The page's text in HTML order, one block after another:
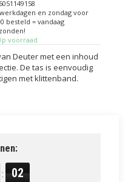
en zondag voor
besteld = vandaag
voorraad
Deuter met een inhoud
De tas is eenvoudig
met klittenband.
: 02